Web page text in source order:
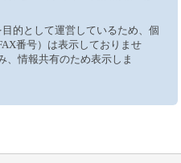
的として運営しているため、個
番号）は表示しておりませ
情報共有のため表示しま